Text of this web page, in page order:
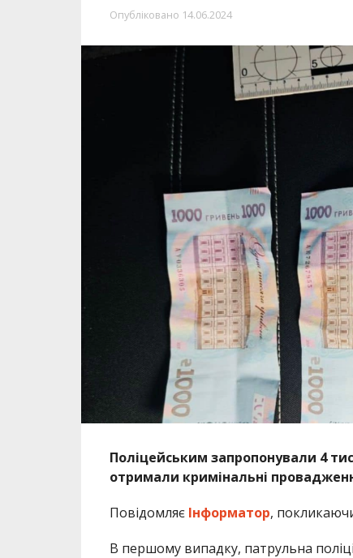
Опубліковано 14.06.2024
Поліцейським запропонували 4
отримали кримінальні
Повідомляє Інформатор,
В першому випадку, патрульна